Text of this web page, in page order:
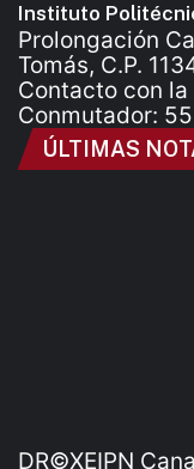
Instituto
Prolongación
Tomás, C.P.
Contacto con
Conmutador:
ÚLTIMAS
DR©XEIPN